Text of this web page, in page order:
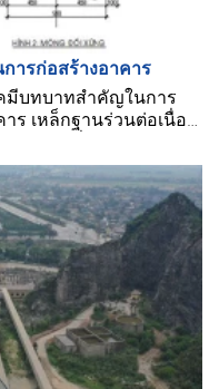
ารก่อสร้างอาคาร
มีบทบาทสำคัญในการ
ร เหล็กฐานร่วนต่อเนื่อง